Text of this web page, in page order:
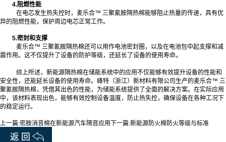
4.阻燃性能
在电芯发生热失控时，麦乐合™ 三聚氰胺隔热棉能够阻止热量的传递，具有优
异的阻燃性能，保护周边电芯正常工作。
5.密封和支撑
麦乐合™ 三聚氰胺隔热棉还可以用作电池密封圈，以及在电池包中起支撑和减
震作用。这不仅提升了设备的防护等级，还延长了设备的使用寿命。
综上所述，新能源隔热棉在储能系统中的应用不仅能够有效提升设备的性能和
安全性，还能延长设备的使用寿命。峰特（浙江）新材料有限公司生产的麦乐合™ 三
聚氰胺隔热棉，凭借其出色的性能，为储能系统提供了全面的解决方案。在实际应用
中，该材料表现出色，能够有效控制设备温度，防止热失控，确保设备在各种工况下
的稳定运行。
上一篇:密胺消音棉在新能源汽车隔音应用 下一篇:新能源防火棉防火等级与标准